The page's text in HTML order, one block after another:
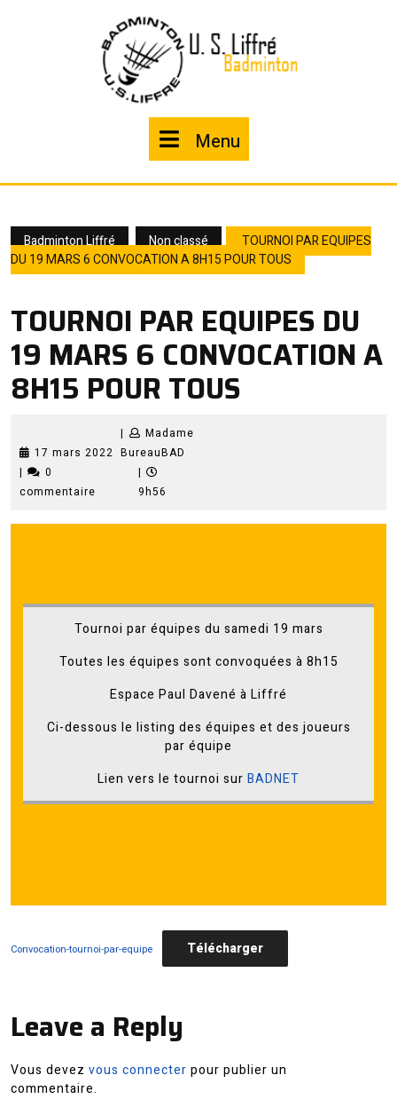
Menu
Badminton Liffré Non classé
TOURNOI PAR EQUIPES
DU 19 MARS 6 CONVOCATION A 8H15 POUR TOUS
TOURNOI PAR EQUIPES DU
19 MARS 6 CONVOCATION A
8H15 POUR TOUS
17 mars 2022 17
mars
2022
|
Madame
BureauBAD
|
0
commentaire
|
9h56
Tournoi par équipes du samedi 19 mars
Toutes les équipes sont convoquées à 8h15
Espace Paul Davené à Liffré
Ci-dessous le listing des équipes et des joueurs
par équipe
Lien vers le tournoi sur BADNET
Convocation-tournoi-par-equipe Télécharger
Leave a Reply
Vous devez vous connecter pour publier un
commentaire.